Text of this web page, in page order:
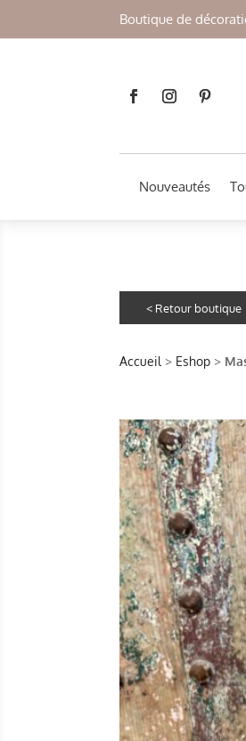
Boutique de
Nouveautés
Accueil > Eshop >